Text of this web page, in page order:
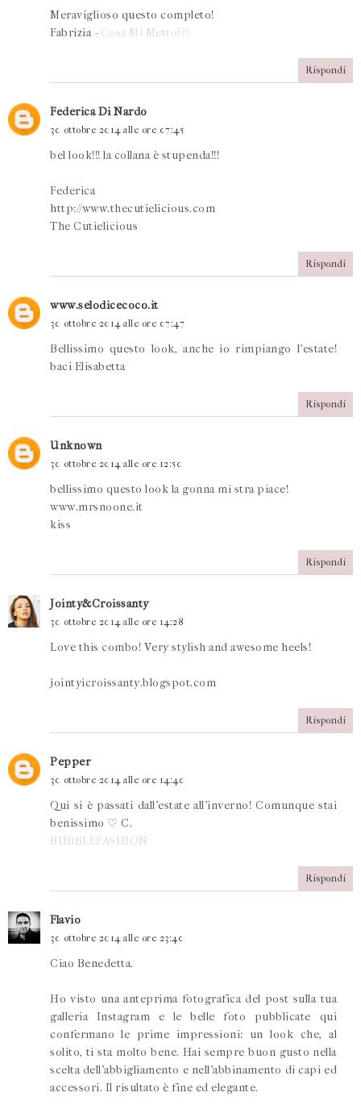
Meraviglioso questo completo!
Fabrizia - Cosa Mi Metto???
Rispondi
Federica Di Nardo
30 ottobre 2014 alle ore 07:45
bel look!!! la collana è stupenda!!!
Federica
http://www.thecutielicious.com
The Cutielicious
Rispondi
www.selodicecoco.it
30 ottobre 2014 alle ore 07:47
Bellissimo questo look, anche io rimpiango l'estate!
baci Elisabetta
Rispondi
Unknown
30 ottobre 2014 alle ore 12:50
bellissimo questo look la gonna mi stra piace!
www.mrsnoone.it
kiss
Rispondi
Jointy&Croissanty
30 ottobre 2014 alle ore 14:28
Love this combo! Very stylish and awesome heels!
jointyicroissanty.blogspot.com
Rispondi
Pepper
30 ottobre 2014 alle ore 14:40
Qui si è passati dall'estate all'inverno! Comunque stai
benissimo ♡ C.
BUBBLEFASHION
Rispondi
Flavio
30 ottobre 2014 alle ore 23:40
Ciao Benedetta.
Ho visto una anteprima fotografica del post sulla tua
galleria Instagram e le belle foto pubblicate qui
confermano le prime impressioni: un look che, al
solito, ti sta molto bene. Hai sempre buon gusto nella
scelta dell'abbigliamento e nell'abbinamento di capi ed
accessori. Il risultato è fine ed elegante.